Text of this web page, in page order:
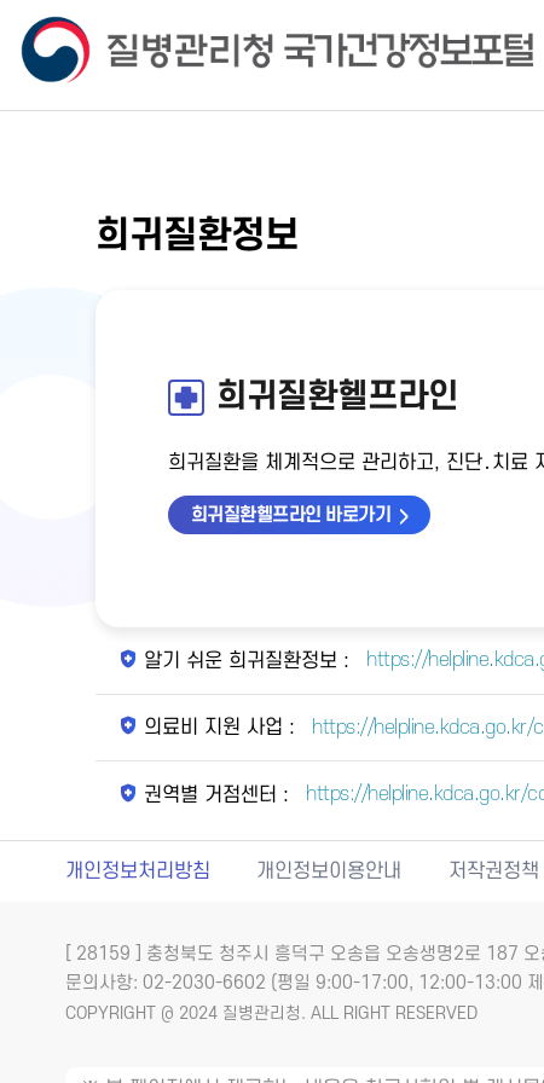
희귀질환정보
희귀질환헬프라인
희귀질환을 체계적으로 관리하고, 진단․치료
희귀질환헬프라인 바로가기
알기 쉬운 희귀질환정보 : https://
의료비 지원 사업 : https://helpline.kdca.go.kr/
권역별 거점센터 : https://helpline.kdca.go.kr/
개인정보처리방침 개인정보이용안내 저작권정
[ 28159 ] 충청북도 청주시 흥덕구 오송읍 오송생명2로 187
문의사항: 02-2030-6602 (평일 9:00-17:00, 12:00-13:00 제
COPYRIGHT @ 2024 질병관리청. ALL RIGHT RESERVED